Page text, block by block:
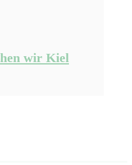
wir Kiel